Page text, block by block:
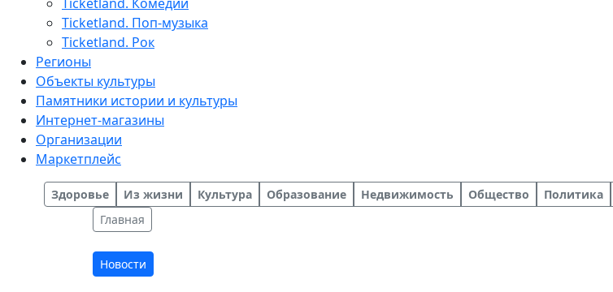
Ticketland. Поп-музыка
Ticketland. Рок
Регионы
Объекты культуры
Памятники истории и культуры
Интернет-магазины
Организации
Маркетплейс
Здоровье Из жизни Культура Образование Недвижимость Общество Политика
Главная
Новости